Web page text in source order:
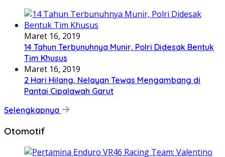
Maret 16, 2019
14 Tahun Terbunuhnya Munir, Polri Didesak Bentuk
Tim Khusus
Maret 16, 2019
2 Hari Hilang, Nelayan Tewas Mengambang di
Pantai Cipalawah Garut
Selengkapnya
Otomotif